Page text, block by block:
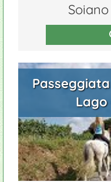
Lago